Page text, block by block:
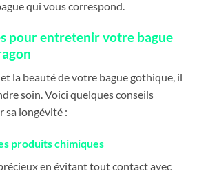
qui vous correspond.
pour entretenir votre bague
la beauté de votre bague gothique, il
soin. Voici quelques conseils
sa longévité :
produits chimiques
en évitant tout contact avec